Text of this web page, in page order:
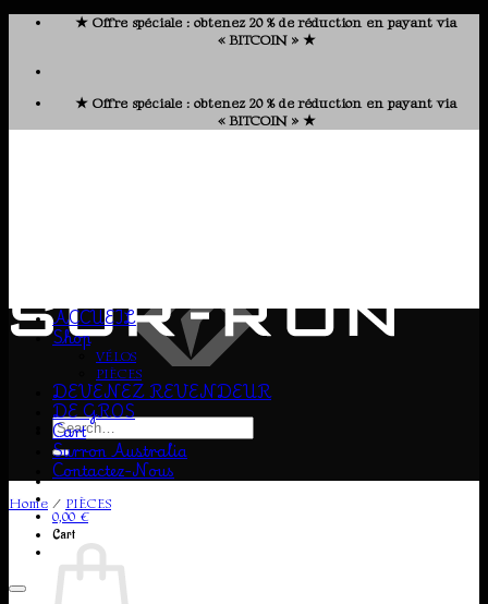
★ Offre spéciale : obtenez 20 % de réduction en payant via
« BITCOIN » ★
★ Offre spéciale : obtenez 20 % de réduction en payant via
« BITCOIN » ★
Search
for:
0,00 €
Cart
ACCUEIL
Shop
VÉLOS
PIÈCES
DEVENEZ REVENDEUR
DE GROS
Cart
Surron Australia
Contactez-Nous
Home / PIÈCES